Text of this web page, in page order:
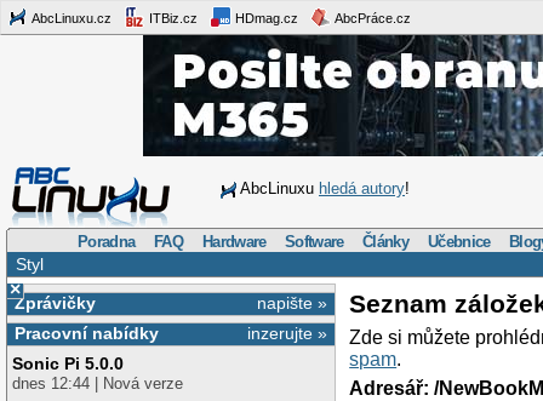
AbcLinuxu.cz ITBiz.cz HDmag.cz AbcPráce.cz
AbcLinuxu hledá autory!
Poradna FAQ Hardware Software Články Učebnice
Styl
×
napište »
Zprávičky
inzerujte »
Pracovní nabídky
Sonic Pi 5.0.0
dnes 12:44 | Nová verze
Seznam
Zde si můžete
spam.
Adresář: /